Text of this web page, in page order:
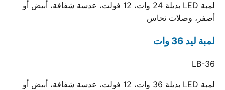
لمبة LED بديلة 24 وات، 12 فولت، عدسة شفافة، أبيض أو
أصفر، وصلات نحاس
لمبة ليد 36 وات
LB-36
لمبة LED بديلة 36 وات، 12 فولت، عدسة شفافة، أبيض أو